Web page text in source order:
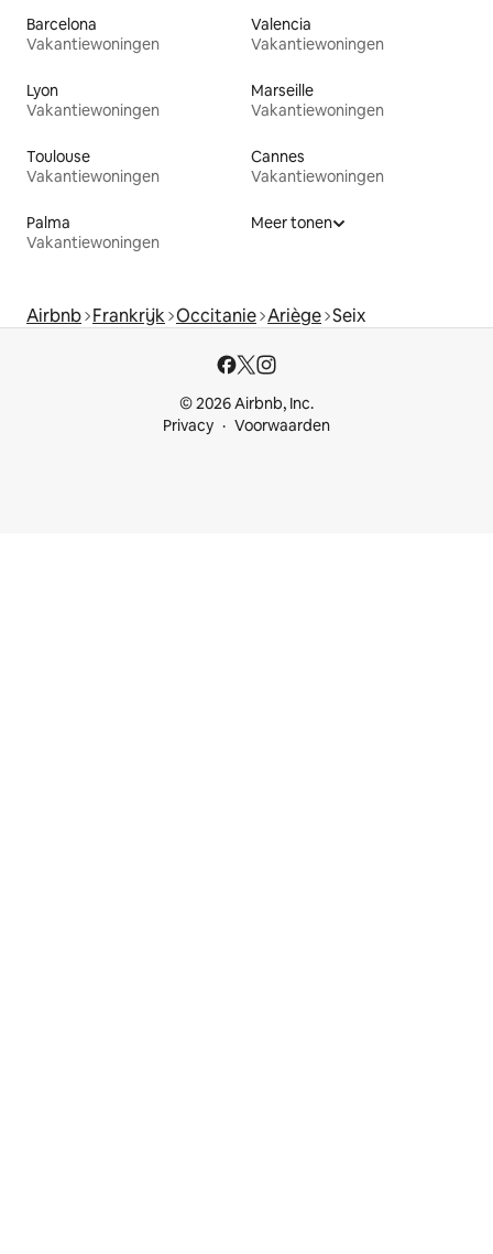
Barcelona
Vakantiewoningen
Valencia
Vakantiewoningen
Lyon
Vakantiewoningen
Marseille
Vakantiewoningen
Toulouse
Vakantiewoningen
Cannes
Vakantiewoningen
Palma
Vakantiewoningen
Meer tonen
Airbnb Frankrijk Occitanie Ariège Seix
© 2026 Airbnb, Inc.
Privacy
Voorwaarden